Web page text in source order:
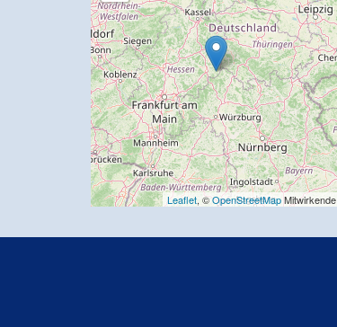
Leaflet, ©OpenStreetMapMitwirkende